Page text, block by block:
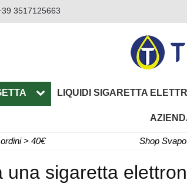
3517125663
LIQUIDI SIGARETTA
> 40€ Shop
una sigaretta